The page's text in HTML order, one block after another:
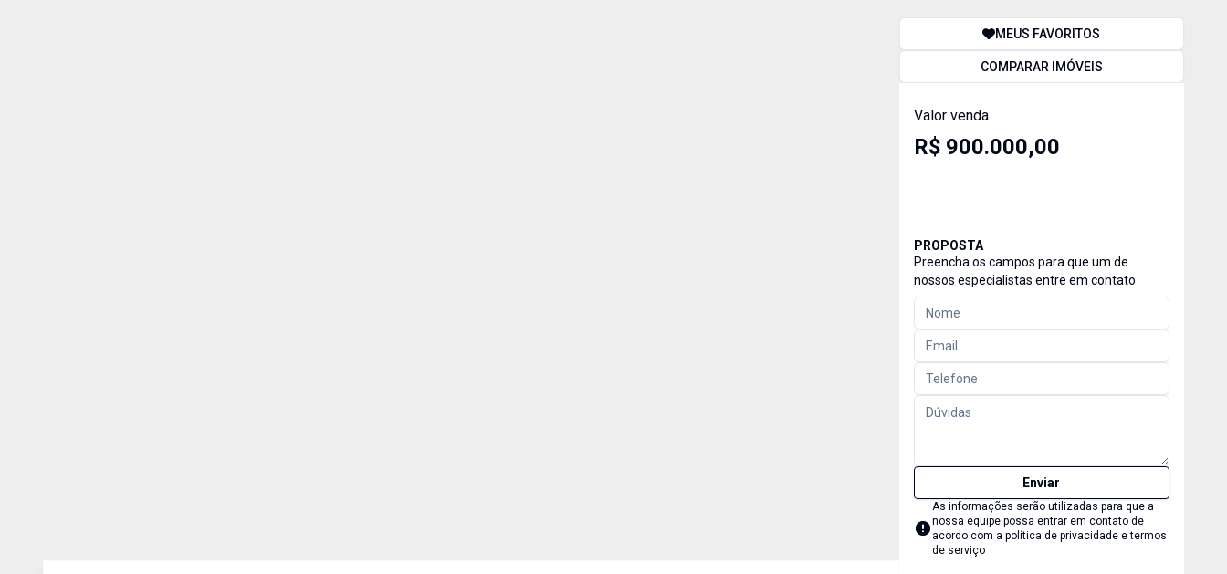
MEUS FAVORITOS
COMPARAR IMÓVEIS
Valor venda
R$ 900.000,00
PROPOSTA
Preencha os campos para que um de
nossos especialistas entre em contato
Enviar
As informações serão utilizadas para que a
nossa equipe possa entrar em contato de
acordo com a política de privacidade e termos
de serviço